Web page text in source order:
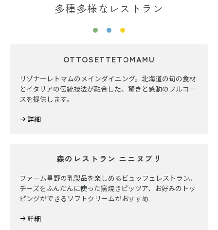
多種多様なレストラン
OTTOSETTETOMAMU
リゾナーレトマムのメインダイニング。北海道の旬の食材
とイタリアの伝統技法が融合した、驚きと感動のフルコー
スを提供します。
詳細
森のレストラン ニニヌプリ
ファーム星野の乳製品を楽しめるビュッフェレストラン。
チーズをふんだんに使った窯焼きピッツア、お好みのトッ
ピングができるソフトクリームがおすすめ
詳細